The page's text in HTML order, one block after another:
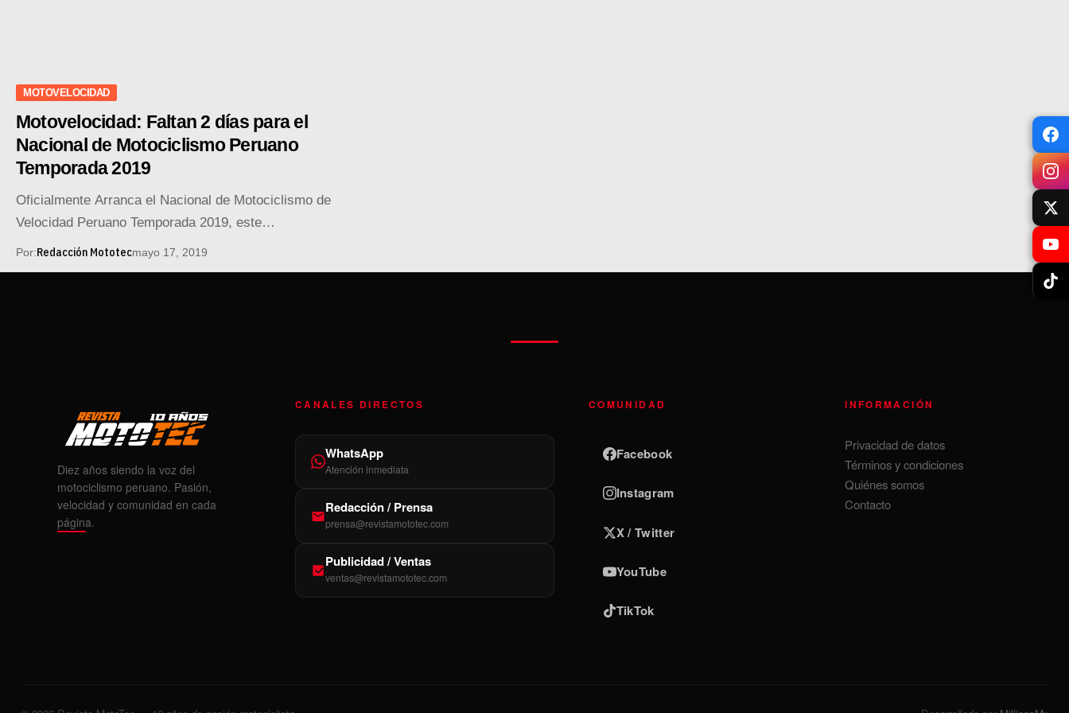
MOTOVELOCIDAD
Motovelocidad: Faltan 2 días para el
Nacional de Motociclismo Peruano
Temporada 2019
Oficialmente Arranca el Nacional de Motociclismo de
Velocidad Peruano Temporada 2019, este…
Por:Redacción Mototecmayo 17, 2019
Diez años siendo la voz del
motociclismo peruano. Pasión,
velocidad y comunidad en cada
página.
CANALES DIRECTOS
WhatsApp
Atención inmediata
Redacción / Prensa
prensa@revistamototec.com
Publicidad / Ventas
ventas@revistamototec.com
COMUNIDAD
Facebook
Instagram
X / Twitter
YouTube
TikTok
INFORMACIÓN
Privacidad de datos
Términos y condiciones
Quiénes somos
Contacto